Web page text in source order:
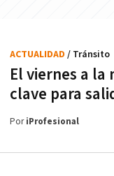
El viernes a
clave para
ACTUALIDAD / Tránsito
PoriProfesional